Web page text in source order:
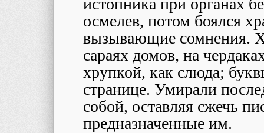
истопника при органах
осмелев, потом боялся
вызывающие сомнения.
сараях домов, на
хрупкой, как слюда;
странице. Умирали
собой, оставляя сжечь
предназначенные им.